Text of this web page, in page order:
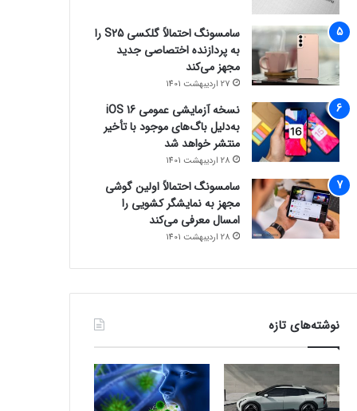
سامسونگ احتمالاً گلکسی S25 را
به پردازنده اختصاصی جدید
مجهز می‌کند
27 اردیبهشت 1401
نسخه آزمایشی عمومی iOS 16
به‌دلیل باگ‌های موجود با تأخیر
منتشر خواهد شد
28 اردیبهشت 1401
سامسونگ احتمالاً اولین گوشی
مجهز به نمایشگر کشویی را
امسال معرفی می‌کند
28 اردیبهشت 1401
نوشته‌های تازه